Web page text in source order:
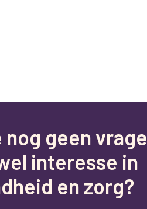
nog geen vrage
el interesse in
dheid en zorg?